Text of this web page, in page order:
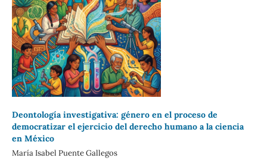
Deontología investigativa: género en el proceso de
democratizar el ejercicio del derecho humano a la ciencia
en México
María Isabel Puente Gallegos